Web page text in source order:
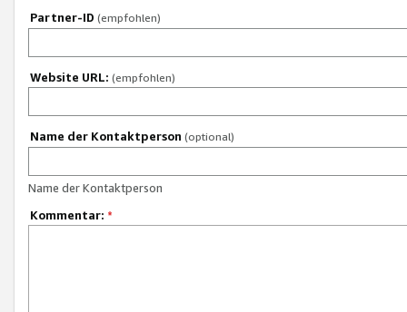
Partner-ID (empfohlen)
Website URL: (empfohlen)
Name der Kontaktperson (optional)
Name der Kontaktperson
Kommentar: *